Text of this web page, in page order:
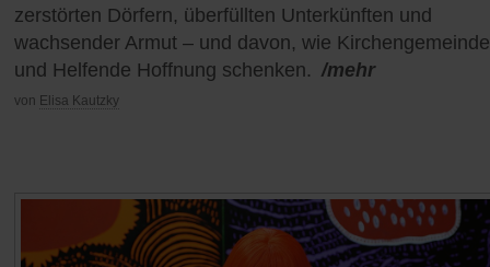
zerstörten Dörfern, überfüllten Unterkünften und
wachsender Armut – und davon, wie
und Helfende Hoffnung schenken. /mehr
von Elisa Kautzky